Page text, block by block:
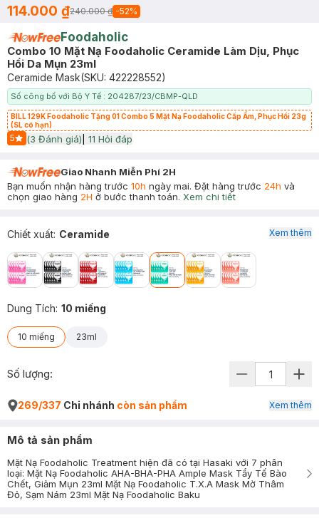
114.000 ₫240.000 ₫ -52%
Foodaholic
Combo 10 Mặt Nạ Foodaholic Ceramide Làm Dịu, Phục
Hồi Da Mụn 23ml
Ceramide Mask(SKU: 422228552)
Số công bố với Bộ Y Tế : 204287/23/CBMP-QLD
BILL 129K Foodaholic Tặng 01 Combo 5 Mặt Nạ Foodaholic Cấp Ẩm, Phục Hồi 23g
(SL có hạn)
5
Start Icon
(3 Đánh giá) 11 Hỏi đáp
Giao Nhanh Miễn Phí 2H
Bạn muốn nhận hàng trước 10h ngày mai. Đặt hàng trước 24h và
chọn giao hàng 2H ở bước thanh toán. Xem chi tiết
Chiết xuất: Ceramide
Dung Tích: 10 miếng
10 miếng 23ml
Xem thêm
Số lượng:
269/337 Chi nhánh còn sản phẩm Xem thêm
Mô tả sản phẩm
Mặt Nạ Foodaholic Treatment hiện đã có tại Hasaki với 7 phân
loại: Mặt Nạ Foodaholic AHA-BHA-PHA Ample Mask Tẩy Tế Bào
Chết, Giảm Mụn 23ml Mặt Nạ Foodaholic T.X.A Mask Mờ Thâm
Đỏ, Sạm Nám 23ml Mặt Nạ Foodaholic Baku